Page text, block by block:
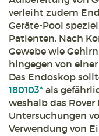
verleiht zudem
Geräte-Pool
Patienten. Nach
Gewebe wie
hingegen von
Das Endoskop
180103* als
weshalb das
Untersuchungen
Verwendung von